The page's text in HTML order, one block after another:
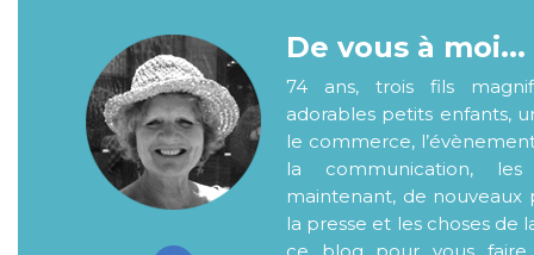
De vous à moi...
74 ans, trois fils
adorables petits enfants,
le commerce,
la communication,
maintenant, de nouveaux
la presse et les choses de